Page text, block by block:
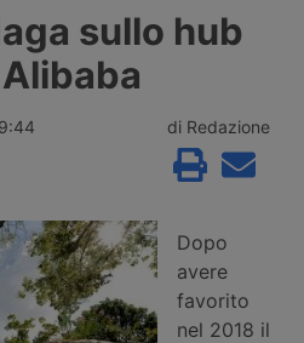
l’uscita di tre dirigenti
e Anversa registrano
prosegue gli
Golfo, Siria e
sullo hub
di Redazione
Dopo
avere
favorito
nel 2018 il